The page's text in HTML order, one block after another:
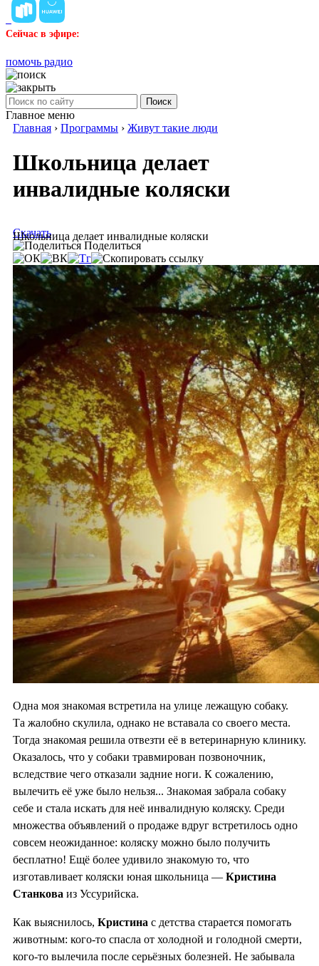
Сейчас в эфире:
помочь радио
Поиск
Главное меню
Главная › Программы › Живут такие люди
Школьница делает
инвалидные коляски
Школьница делает инвалидные коляски
Скачать
Поделиться
Одна моя знакомая встретила на улице лежащую собаку.
Та жалобно скулила, однако не вставала со своего места.
Тогда знакомая решила отвезти её в ветеринарную клинику.
Оказалось, что у собаки травмирован позвоночник,
вследствие чего отказали задние ноги. К сожалению,
вылечить её уже было нельзя... Знакомая забрала собаку
себе и стала искать для неё инвалидную коляску. Среди
множества объявлений о продаже вдруг встретилось одно
совсем неожиданное: коляску можно было получить
бесплатно! Ещё более удивило знакомую то, что
изготавливает коляски юная школьница — Кристина
Станкова из Уссурийска.
Как выяснилось, Кристина с детства старается помогать
животным: кого-то спасла от холодной и голодной смерти,
кого-то вылечила после серьёзных болезней. Не забывала